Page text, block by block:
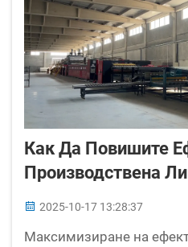
Как Да Повишите
Производствена
2025-10-17 13:28:37
Максимизиране на